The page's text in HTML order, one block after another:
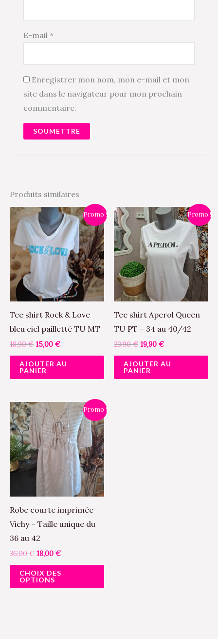
E-mail *
Enregistrer mon nom, mon e-mail et mon
site dans le navigateur pour mon prochain
commentaire.
Produits similaires
Promo !
Tee shirt Rock & Love
bleu ciel pailletté TU MT
18,90€
Le
prix
initial
était :
18,90 €.
15,00 €
Le
prix
actuel
est :
15,00 €.
AJOUTER AU
PANIER
Promo !
Tee shirt Aperol Queen
TU PT – 34 au 40/42
23,90€
Le
prix
initial
était :
23,90 €.
19,90 €
Le
prix
actuel
19,90 €.
AJOUTER AU
PANIER
Promo !
Robe courte imprimée
Vichy – Taille unique du
36 au 42
36,00€
Le
prix
initial
était :
36,00 €.
18,00 €
Le
prix
actuel
est :
18,00 €.
CHOIX DES
OPTIONS
Ce
produit
a
plusieurs
variations.
Les
options
la